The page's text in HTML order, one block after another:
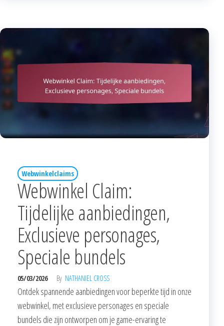
Webwinkelclaims
Webwinkel Claim:
Tijdelijke aanbiedingen,
Exclusieve personages,
Speciale bundels
05/03/2026 By NATHANIEL CROSS
Ontdek spannende aanbiedingen voor beperkte tijd in onze
webwinkel, met exclusieve personages en speciale
bundels die zijn ontworpen om je game-ervaring te